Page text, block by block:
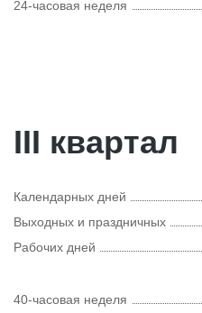
24-часовая неделя
III квартал
Календарных дней
Выходных и праздничных
Рабочих дней
40-часовая неделя